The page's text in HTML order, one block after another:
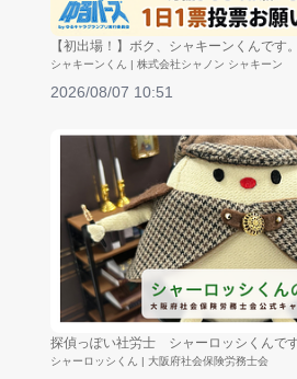
【初出場！】ボク、シャキーンくんです。
シャキーンくん | 株式会社シャノン シャキーン
2026/08/07 10:51
探偵っぽい社労士 シャーロッシくんで
シャーロッシくん | 大阪府社会保険労務士会